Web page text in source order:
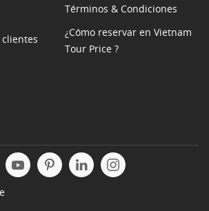
Términos & Condiciones
¿Cómo reservar en Vietnam
Tour Price ?